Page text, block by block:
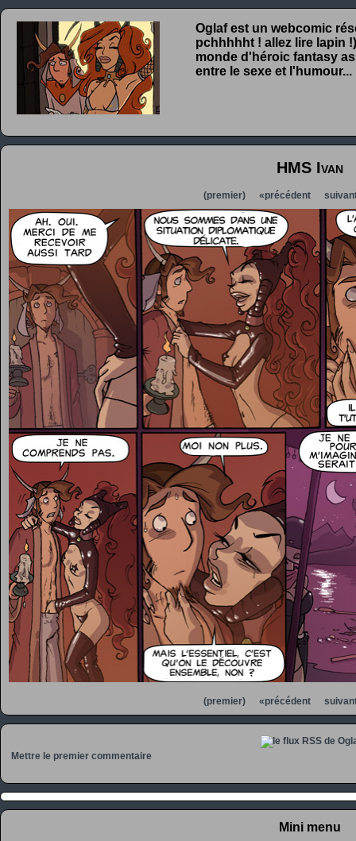
Oglaf est un webcomic
pchhhhht ! allez lire lapin
monde d'héroic fantasy
entre le sexe et l'humour...
HMS Ivan
(premier) «précédent
(premier) «précédent
Mettre le premier commentaire
Mini menu